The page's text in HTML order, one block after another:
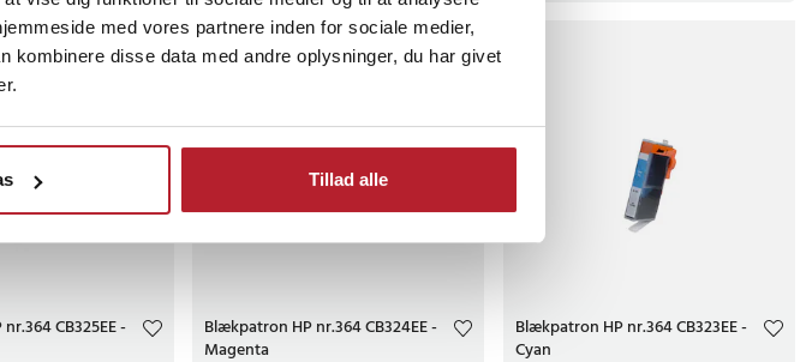
med vores partnere inden for sociale medier,
kombinere disse data med andre oplysninger, du har givet
Tillad alle
CB325EE -
Blækpatron HP nr.364 CB324EE -
Magenta
Blækpatron HP nr.364 CB323EE -
Cyan